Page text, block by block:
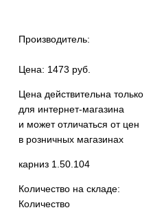
Производитель:
Цена: 1473 руб.
Цена действительна только
для интернет-магазина
и может отличаться от цен
в розничных магазинах
карниз 1.50.104
Количество на складе:
Количество